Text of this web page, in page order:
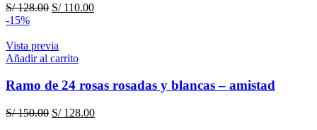
S/128.00 El
era:
S/ 128.00.
S/110.00El
-15%
Vista previa
Añadir al carrito
Ramo de 24 rosas rosadas y blancas – amistad
S/150.00 El
S/128.00El